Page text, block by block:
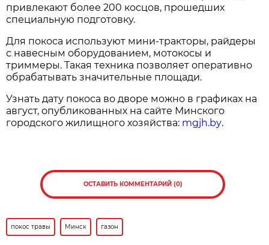
привлекают более 200 косцов, прошедших
специальную подготовку.
Для покоса используют мини-тракторы, райдеры
с навесным оборудованием, мотокосы и
триммеры. Такая техника позволяет оперативно
обрабатывать значительные площади.
Узнать дату покоса во дворе можно в графиках на
август, опубликованных на сайте Минского
городского жилищного хозяйства: mgjh.by.
ОСТАВИТЬ КОММЕНТАРИЙ (0)
покос травы Минск газон